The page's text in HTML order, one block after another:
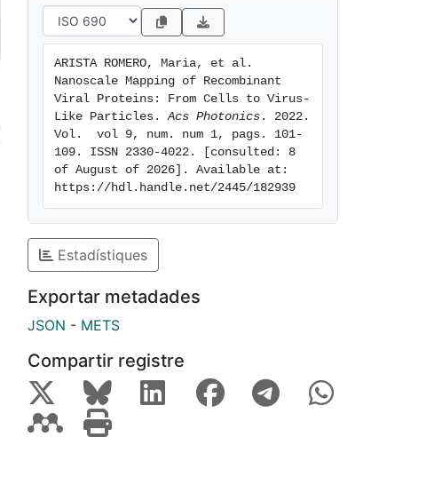
ARISTA ROMERO, Maria, et al.
Nanoscale Mapping of Recombinant
Viral Proteins: From Cells to Virus-
Like Particles. Acs Photonics . 2022.
Vol.  vol 9, num. num 1, pags. 101-
109. ISSN 2330-4022. [consulted: 8
of August of 2026]. Available at:
https://hdl.handle.net/2445/182939
Estadístiques
Exportar metadades
JSON - METS
Compartir registre